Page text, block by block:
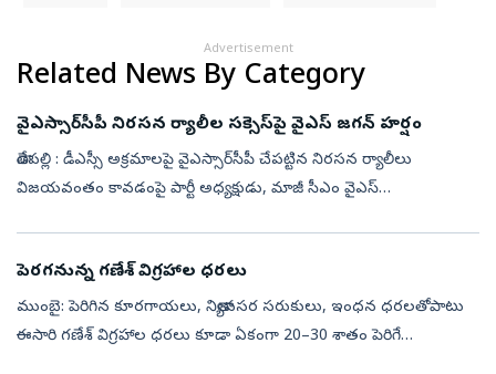
Advertisement
Related News By Category
వైఎస్సార్‌సీపీ నిరసన ర్యాలీల సక్సెస్‌పై వైఎస్ జగన్ హర్షం
తాడేపల్లి : డీఎస్సీ అక్రమాలపై వైఎస్సార్‌సీపీ చేపట్టిన నిరసన ర్యాలీలు
విజయవంతం కావడంపై పార్టీ అధ్యక్షుడు, మాజీ సీఎం వైఎస్‌
పెరగనున్న గణేశ్‌ విగ్రహాల ధరలు
ముంబై: పెరిగిన కూరగాయలు, నిత్యావసర సరుకులు, ఇంధన ధరలతోపాటు
ఈసారి గణేశ్‌ విగ్రహాల ధరలు కూడా ఏకంగా 20–30 శాతం పెరిగే